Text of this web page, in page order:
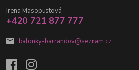
Irena Masopustová
+420 721 877 777
balonky-barrandov@seznam.cz